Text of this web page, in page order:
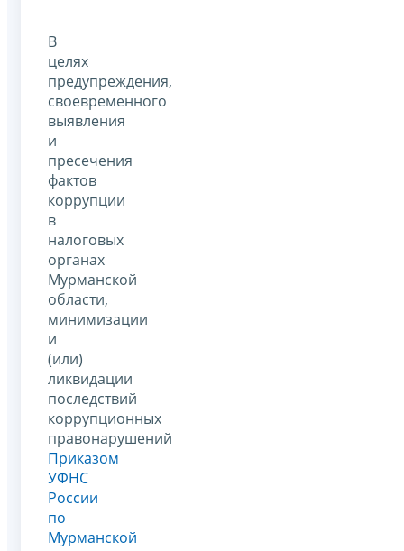
В
целях
предупреждения,
своевременного
выявления
и
пресечения
фактов
коррупции
в
налоговых
органах
Мурманской
области,
минимизации
и
(или)
ликвидации
последствий
коррупционных
правонарушений
Приказом
УФНС
России
по
Мурманской